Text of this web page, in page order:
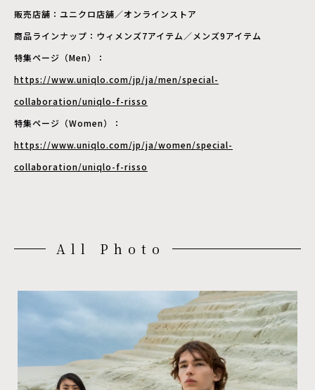
販売店舗：ユニクロ店舗／オンラインストア
商品ラインナップ：ウィメンズ7アイテム／メンズ9アイテム
特集ページ（Men）：
https://www.uniqlo.com/jp/ja/men/special-
collaboration/uniqlo-f-risso
特集ページ（Women）：
https://www.uniqlo.com/jp/ja/women/special-
collaboration/uniqlo-f-risso
All Photo